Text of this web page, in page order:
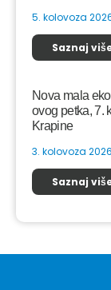
5. kolovoza
Saznaj
Nova mala
ovog petka, 7.
Krapine
3. kolovoza
Saznaj